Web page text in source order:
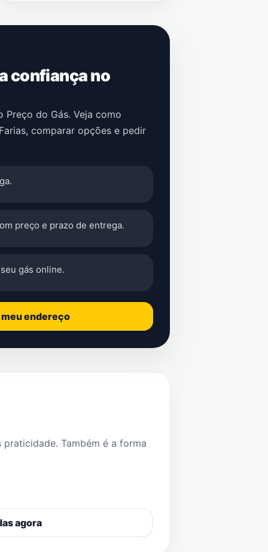
confiança no
do Gás. Veja como
, comparar opções e pedir
preço e prazo de entrega.
gás online.
endereço
Também é a forma
agora